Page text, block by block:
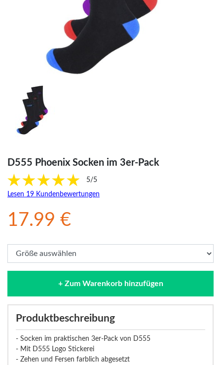
D555 Phoenix Socken im 3er-Pack
5/5
Lesen 19 Kundenbewertungen
17.99 €
+ Zum Warenkorb hinzufügen
Produktbeschreibung
- Socken im praktischen 3er-Pack von D555
- Mit D555 Logo Stickerei
- Zehen und Fersen farblich abgesetzt